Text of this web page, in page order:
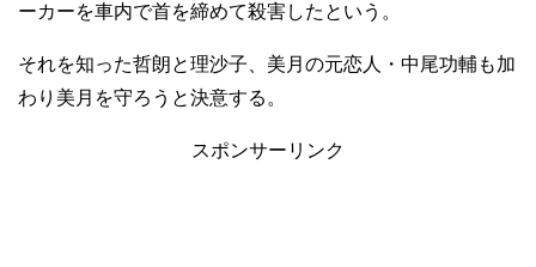
ーカーを車内で首を締めて殺害したという。
それを知った哲朗と理沙子、美月の元恋人・中尾功輔も加
わり美月を守ろうと決意する。
スポンサーリンク